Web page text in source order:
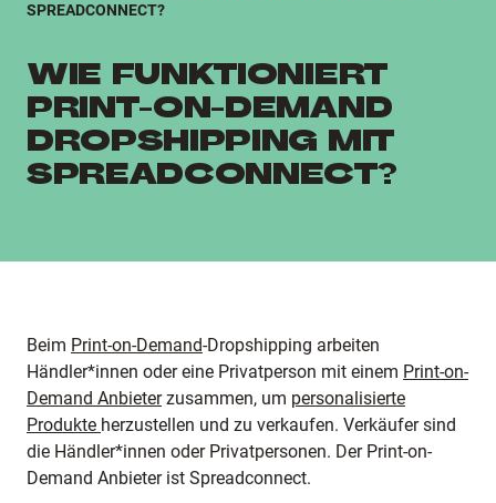
SPREADCONNECT?
WIE FUNKTIONIERT
PRINT-ON-DEMAND
DROPSHIPPING MIT
SPREADCONNECT?
Beim Print-on-Demand-Dropshipping arbeiten
Händler*innen oder eine Privatperson mit einem Print-on-
Demand Anbieterzusammen, um personalisierte
Produkte herzustellen und zu verkaufen. Verkäufer sind
die Händler*innen oder Privatpersonen. Der Print-on-
Demand Anbieter ist Spreadconnect.